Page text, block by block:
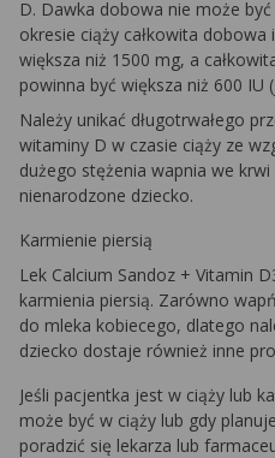
D. Dawka dobowa nie może
okresie ciąży całkowita
większa niż 1500 mg, a
powinna być większa niż 600
Należy unikać długotrwałego
witaminy D w czasie ciąży ze
dużego stężenia wapnia we
nienarodzone dziecko.
Karmienie piersią
Lek Calcium Sandoz + Vitamin
karmienia piersią. Zarówno
do mleka kobiecego, dlatego
dziecko dostaje również inne
Jeśli pacjentka jest w ciąży lub
może być w ciąży lub gdy
poradzić się lekarza lub